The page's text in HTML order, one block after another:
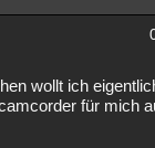
wollt ich
für mich